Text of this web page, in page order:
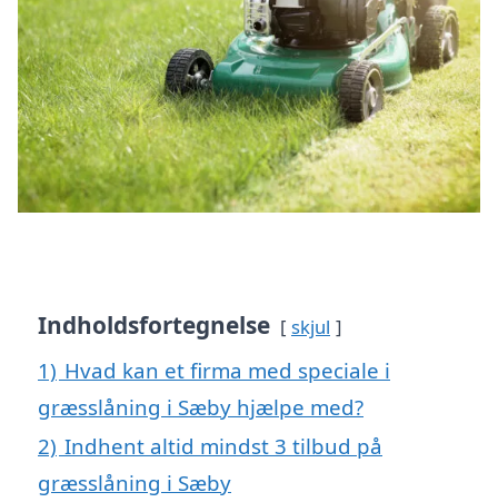
Indholdsfortegnelse skjul
1) Hvad kan et firma med speciale i
græsslåning i Sæby hjælpe med?
2) Indhent altid mindst 3 tilbud på
græsslåning i Sæby